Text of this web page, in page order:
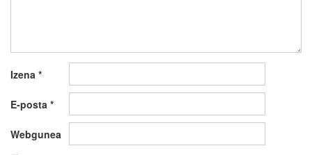
Izena *
E-posta *
Webgunea